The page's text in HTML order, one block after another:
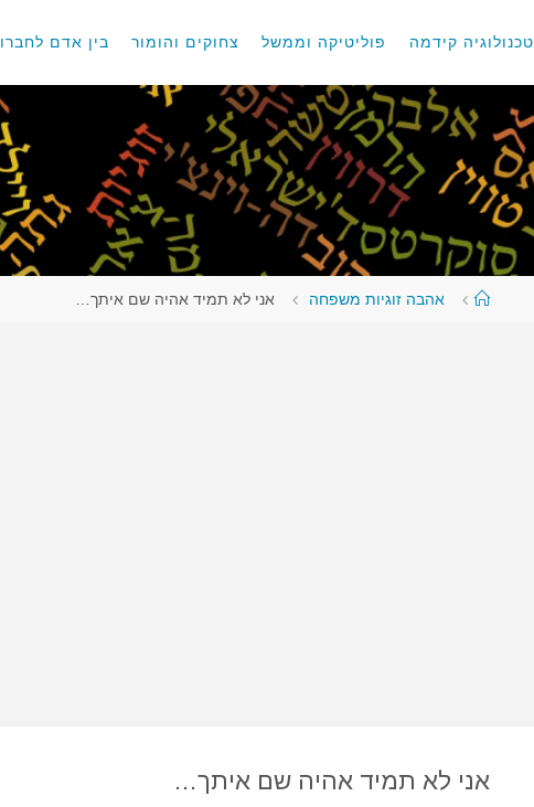
טכנולוגיה קידמה פוליטיקה וממשל צחוקים והומור בין אדם לחברו
עמודאהבה זוגיות משפחה אני לא תמיד אהיה שם איתך…
אני לא תמיד אהיה שם איתך…